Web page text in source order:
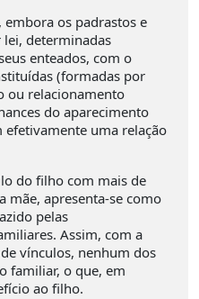
os padrastos e
determinadas
enteados, com o
(formadas por
ou relacionamento
do aparecimento
efetivamente uma relação
do filho com mais de
mãe, apresenta-se como
pelas
Assim, com a
vínculos, nenhum dos
familiar, o que, em
ao filho.